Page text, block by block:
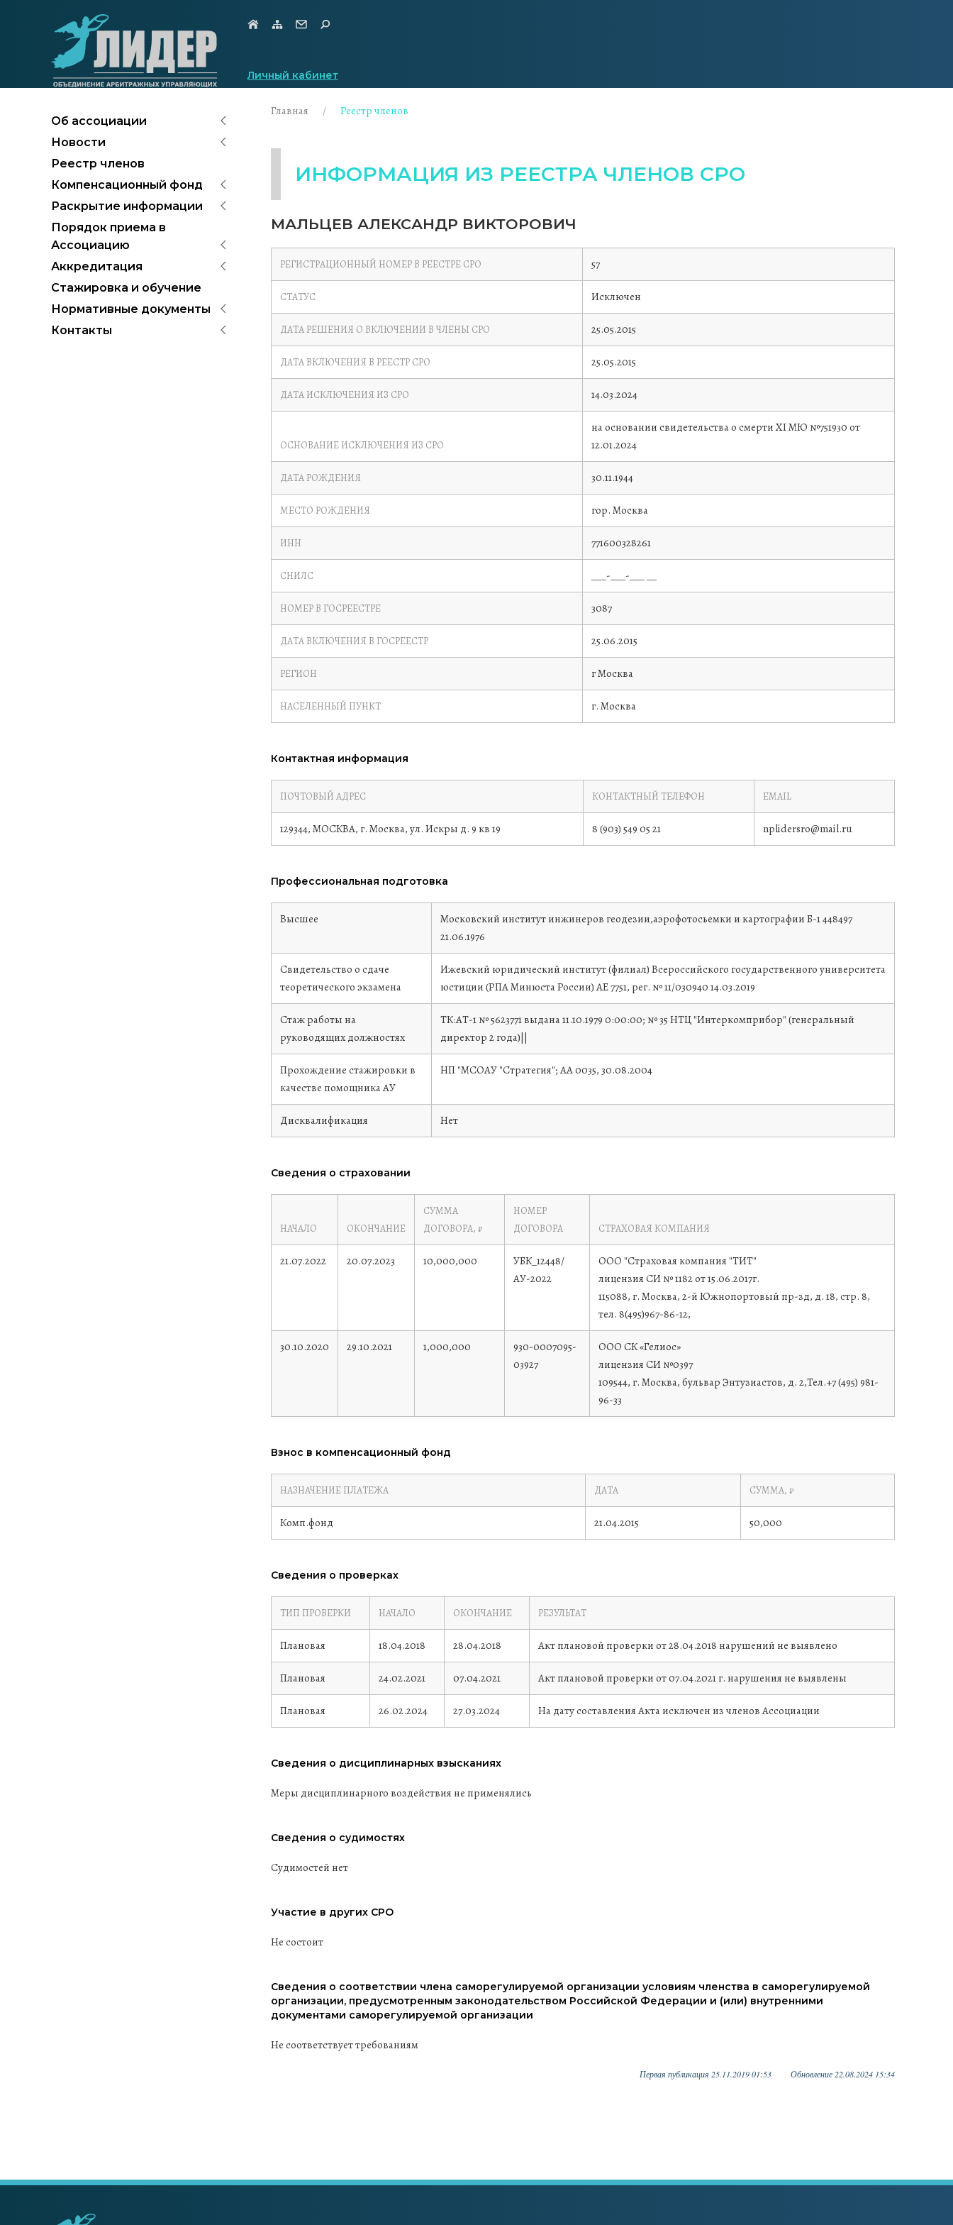
Личный кабинет
Об ассоциации
Новости
Реестр членов
Компенсационный фонд
Раскрытие информации
Порядок приема в
Ассоциацию
Аккредитация
Стажировка и обучение
Нормативные документы
Контакты
Главная Реестр членов
ИНФОРМАЦИЯ ИЗ РЕЕСТРА ЧЛЕНОВ СРО
МАЛЬЦЕВ АЛЕКСАНДР ВИКТОРОВИЧ
РЕГИСТРАЦИОННЫЙ НОМЕР В РЕЕСТРЕ СРО 57
СТАТУС Исключен
ДАТА РЕШЕНИЯ О ВКЛЮЧЕНИИ В ЧЛЕНЫ СРО 25.05.2015
ДАТА ВКЛЮЧЕНИЯ В РЕЕСТР СРО 25.05.2015
ДАТА ИСКЛЮЧЕНИЯ ИЗ СРО 14.03.2024
ОСНОВАНИЕ ИСКЛЮЧЕНИЯ ИЗ СРО
на основании свидетельства о смерти XI МЮ №751930 от
12.01.2024
ДАТА РОЖДЕНИЯ 30.11.1944
МЕСТО РОЖДЕНИЯ гор. Москва
ИНН 771600328261
СНИЛС ___-___-___ __
НОМЕР В ГОСРЕЕСТРЕ 3087
ДАТА ВКЛЮЧЕНИЯ В ГОСРЕЕСТР 25.06.2015
РЕГИОН г Москва
НАСЕЛЕННЫЙ ПУНКТ г. Москва
Контактная информация
ПОЧТОВЫЙ АДРЕС КОНТАКТНЫЙ ТЕЛЕФОН EMAIL
129344, МОСКВА, г. Москва, ул. Искры д. 9 кв 19 8 (903) 549 05 21 nplidersro@mail.ru
Профессиональная подготовка
Высшее Московский институт инжинеров геодезии,аэрофотосьемки и картографии Б-1 448497
21.06.1976
Свидетельство о сдаче
теоретического экзамена
Ижевский юридический институт (филиал) Всероссийского государственного университета
юстиции (РПА Минюста России)АЕ 7751, рег. № 11/030940 14.03.2019
Стаж работы на
руководящих должностях
ТК:АТ-1 № 5623771 выдана 11.10.1979 0:00:00; № 35 НТЦ "Интеркомприбор" (генеральный
директор 2 года)||
Прохождение стажировки в
качестве помощника АУ
НП "МСОАУ "Стратегия"; АА 0035, 30.08.2004
Дисквалификация Нет
Сведения о страховании
НАЧАЛО ОКОНЧАНИЕ
СУММА
ДОГОВОРА, ₽
НОМЕР
ДОГОВОРА
СТРАХОВАЯ КОМПАНИЯ
21.07.2022 20.07.2023 10,000,000
УБК_12448/
АУ-2022
ООО "Страховая компания "ТИТ"
лицензия СИ № 1182 от 15.06.2017г.
115088, г. Москва, 2-й Южнопортовый пр-зд, д. 18, стр. 8,
тел. 8(495)967-86-12,
30.10.2020 29.10.2021 1,000,000
930-0007095-
03927
ООО СК «Гелиос»
лицензия СИ №0397
109544, г. Москва, бульвар Энтузиастов, д. 2,Тел.+7 (495) 981-
96-33
Взнос в компенсационный фонд
НАЗНАЧЕНИЕ ПЛАТЕЖА ДАТА СУММА, ₽
Комп.фонд 21.04.2015 50,000
Сведения о проверках
ТИП ПРОВЕРКИ НАЧАЛО ОКОНЧАНИЕ РЕЗУЛЬТАТ
Плановая 18.04.2018 28.04.2018 Акт плановой проверки от 28.04.2018 нарушений не выявлено
Плановая 24.02.2021 07.04.2021 Акт плановой проверки от 07.04.2021 г. нарушения не выявлены
Плановая 26.02.2024 27.03.2024 На дату составления Акта исключен из членов Ассоциации
Сведения о дисциплинарных взысканиях
Меры дисциплинарного воздействия не применялись
Сведения о судимостях
Судимостей нет
Участие в других СРО
Не состоит
Сведения о соответствии члена саморегулируемой организации условиям членства в саморегулируемой
организации, предусмотренным законодательством Российской Федерации и (или) внутренними
документами саморегулируемой организации
Не соответствует требованиям
Первая публикация 25.11.2019 01:53 Обновление 22.08.2024 15:34